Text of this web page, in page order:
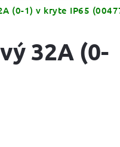
(0-1) v kryte IP65
32A (0-